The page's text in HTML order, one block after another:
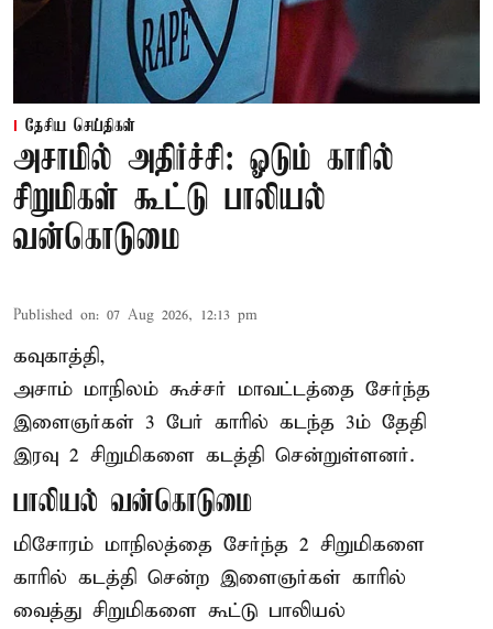
தேசிய செய்திகள்
அசாமில் அதிர்ச்சி: ஓடும் காரில்
சிறுமிகள் கூட்டு பாலியல்
வன்கொடுமை
Published on: 07 Aug 2026, 12:13 pm
கவுகாத்தி,
அசாம் மாநிலம் கூச்சர் மாவட்டத்தை சேர்ந்த
இளைஞர்கள் 3 பேர் காரில் கடந்த 3ம் தேதி
இரவு 2 சிறுமிகளை கடத்தி சென்றுள்ளனர்.
பாலியல் வன்கொடுமை
மிசோரம் மாநிலத்தை சேர்ந்த 2 சிறுமிகளை
காரில் கடத்தி சென்ற இளைஞர்கள் காரில்
வைத்து சிறுமிகளை கூட்டு பாலியல்